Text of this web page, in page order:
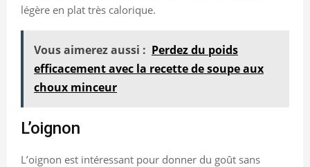
légère en plat très calorique.
Vous aimerez aussi : Perdez du poids
efficacement avec la recette de soupe aux
choux minceur
L’oignon
L’oignon est intéressant pour donner du goût sans